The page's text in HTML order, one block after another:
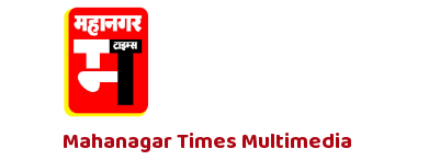
Mahanagar Times Multimedia